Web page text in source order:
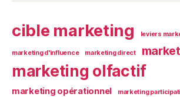
cible marketing leviers
marketing d'influence marketing direct
marketing olfactif
marketing opérationnel marketing